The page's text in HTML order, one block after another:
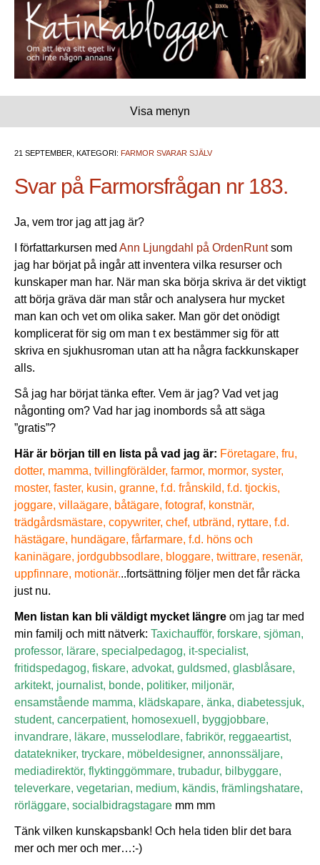
Visa menyn
21 SEPTEMBER, KATEGORI: FARMOR SVARAR SJÄLV
Svar på Farmorsfrågan nr 183.
Ja, vem tror jag att jag är?
I författarkursen med Ann Ljungdahl på OrdenRuntsom
jag har börjat på ingår att inventera vilka resurser och
kunskaper man har. När man ska börja skriva är det viktigt
att börja gräva där man står och analysera hur mycket
man kan och vet om olika saker. Man gör det onödigt
komplicerat för sig om man t ex bestämmer sig för att
skriva en sjukhusroman utan att ha några fackkunskaper
alls.
Så jag har börjat tänka efter. Vem är jag? Vad vet jag
någonting om? Vad har jag inombords så att säga
”gratis”?
Här är början till en lista på vad jag är: Företagare, fru,
dotter, mamma, tvillingförälder, farmor, mormor, syster,
moster, faster, kusin, granne, f.d. frånskild, f.d. tjockis,
joggare, villaägare, båtägare, fotograf, konstnär,
trädgårdsmästare, copywriter, chef, utbränd, ryttare, f.d.
hästägare, hundägare, fårfarmare, f.d. höns och
kaninägare, jordgubbsodlare, bloggare, twittrare, resenär,
uppfinnare, motionär...fortsättning följer men det får räcka
just nu.
Men listan kan bli väldigt mycket längre om jag tar med
min familj och mitt nätverk: Taxichaufför, forskare, sjöman,
professor, lärare, specialpedagog, it-specialist,
fritidspedagog, fiskare, advokat, guldsmed, glasblåsare,
arkitekt, journalist, bonde, politiker, miljonär,
ensamstående mamma, klädskapare, änka, diabetessjuk,
student, cancerpatient, homosexuell, byggjobbare,
invandrare, läkare, musselodlare, fabrikör, reggaeartist,
datatekniker, tryckare, möbeldesigner, annonssäljare,
mediadirektör, flyktinggömmare, trubadur, bilbyggare,
televerkare, vegetarian, medium, kändis, främlingshatare,
rörläggare, socialbidragstagare mm mm
Tänk vilken kunskapsbank! Och hela tiden blir det bara
mer och mer och mer…:-)